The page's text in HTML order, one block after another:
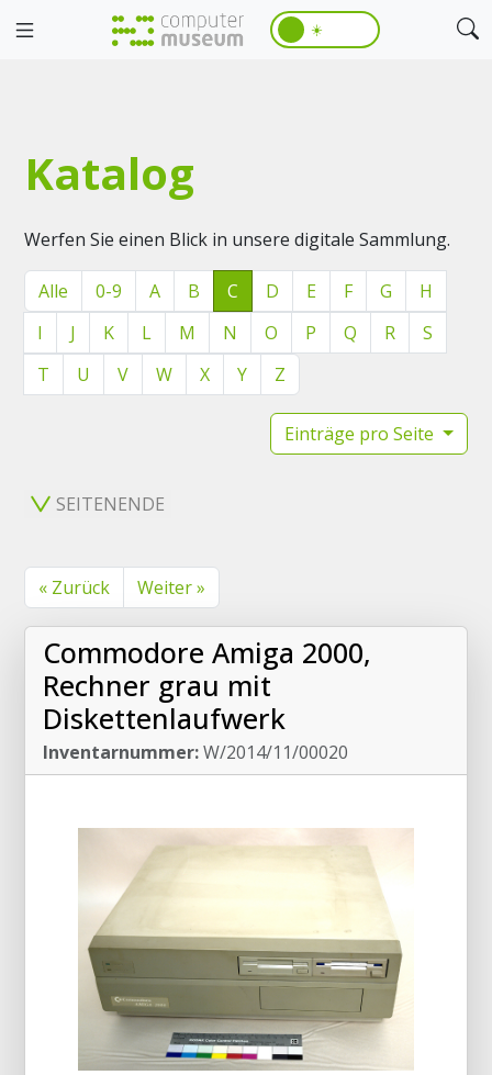
☀️
Katalog
Werfen Sie einen Blick in unsere digitale Sammlung.
Alle 0-9 A B C D E F G
H
I
J K L M N O P Q R
S
T
U V W X Y Z
Einträge pro Seite
SEITENENDE
« Zurück Weiter »
Commodore Amiga 2000,
Rechner grau mit
Diskettenlaufwerk
Inventarnummer:W/2014/11/00020